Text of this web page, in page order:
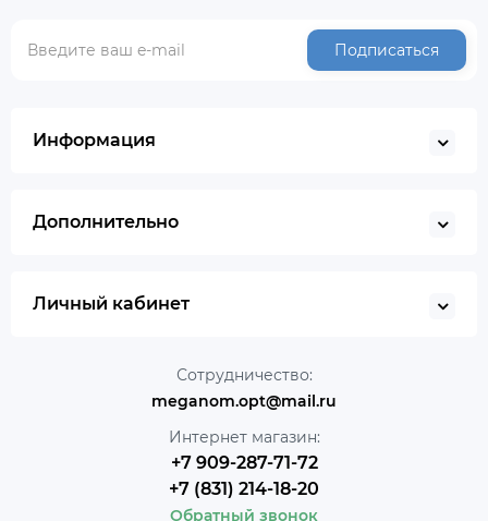
Подписаться
Информация
Дополнительно
Личный кабинет
Сотрудничество:
meganom.opt@mail.ru
Интернет магазин:
+7 909-287-71-72
+7 (831) 214-18-20
Обратный звонок